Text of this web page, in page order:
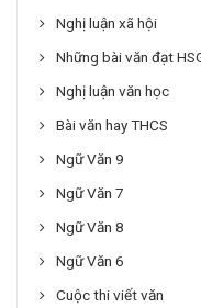
Nghị luận xã hội
Những bài văn đạt
Nghị luận văn học
Bài văn hay THCS
Ngữ Văn 9
Ngữ Văn 7
Ngữ Văn 8
Ngữ Văn 6
Cuộc thi viết văn